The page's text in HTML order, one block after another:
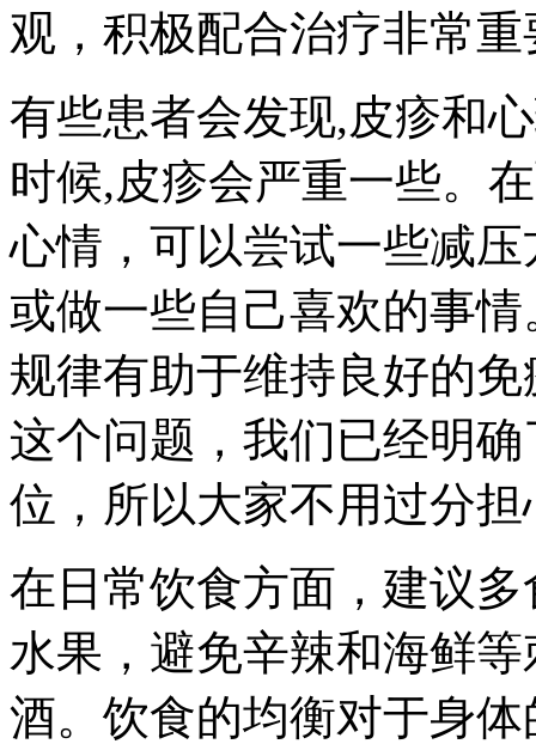
观，积极配合治疗非常重
有些患者会发现,皮疹和
时候,皮疹会严重一些。
心情，可以尝试一些减
或做一些自己喜欢的事
规律有助于维持良好的
这个问题，我们已经明
位，所以大家不用过分担
在日常饮食方面，建议
水果，避免辛辣和海鲜
酒。饮食的均衡对于身